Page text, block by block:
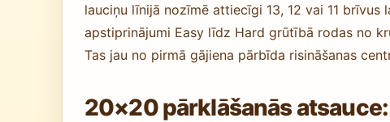
lauciņu līnijā nozīmē attiecīgi 13, 12 vai 11
apstiprinājumi Easy līdz Hard grūtībā rodas no
Tas jau no pirmā gājiena pārbīda risināšanas
20×20 pārklāšanās